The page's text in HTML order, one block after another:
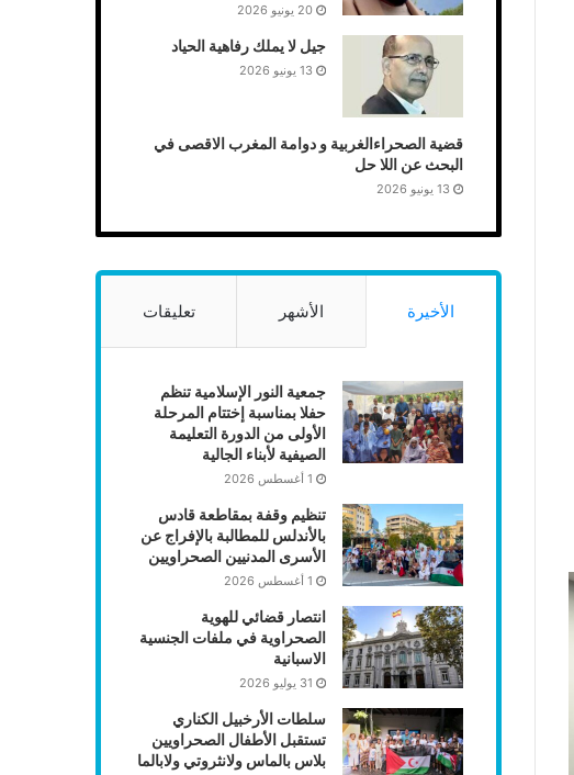
20 يونيو 2026
جيل لا يملك رفاهية الحياد
13 يونيو 2026
قضية الصحراءالغربية و دوامة المغرب الاقصى في
البحث عن اللا حل
13 يونيو 2026
الأخيرة الأشهر تعليقات
جمعية النور الإسلامية تنظم
حفلا بمناسبة إختتام المرحلة
الأولى من الدورة التعليمة
الصيفية لأبناء الجالية
1 أغسطس 2026
تنظيم وقفة بمقاطعة قادس
بالأندلس للمطالبة بالإفراج عن
الأسرى المدنيين الصحراويين
1 أغسطس 2026
انتصار قضائي للهوية
الصحراوية في ملفات الجنسية
الاسبانية
31 يوليو 2026
سلطات الأرخبيل الكناري
تستقبل الأطفال الصحراويين
بلاس بالماس ولانثروتي ولابالما